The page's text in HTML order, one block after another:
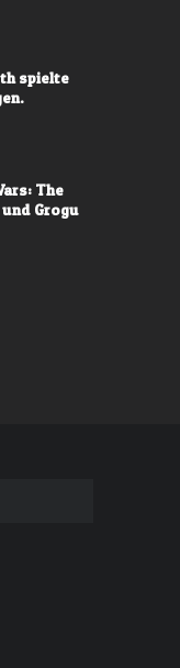
spielte
The
Grogu